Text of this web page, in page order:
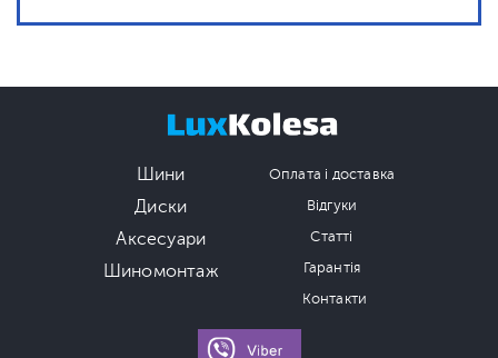
Шини
Диски
Аксесуари
Шиномонтаж
Оплата і доставка
Відгуки
Статті
Гарантія
Контакти